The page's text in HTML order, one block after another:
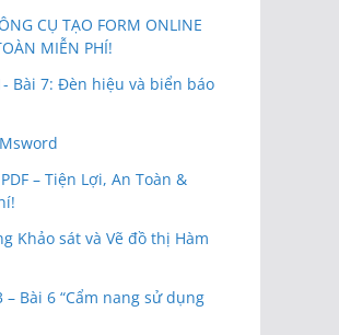
CỤ TẠO FORM ONLINE
MIỄN PHÍ!
Bài 7: Đèn hiệu và biển báo
– Tiện Lợi, An Toàn &
Khảo sát và Vẽ đồ thị Hàm
– Bài 6 “Cẩm nang sử dụng